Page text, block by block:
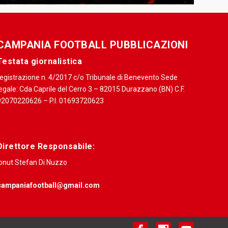
FOOTBALL PUBBLICAZIONI
giornalistica
n. 4/2017 c/o Tribunale di Benevento Sede
Cda Caprile del Cerro 3 – 82015 Durazzano (BN) C.F.
– P.I. 01693720623
Responsabile:
Stefan Di Nuzzo